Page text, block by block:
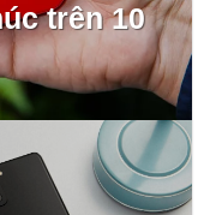
trên 10